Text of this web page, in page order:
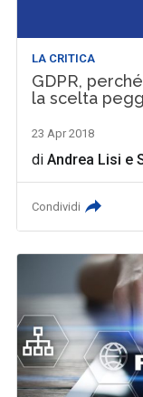
LA CRITICA
GDPR,
la scelta
23 Apr 2018
diAndrea Lisi e
Condividi